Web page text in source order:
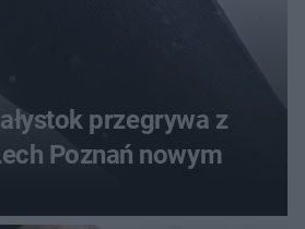
przegrywa z
Poznań nowym